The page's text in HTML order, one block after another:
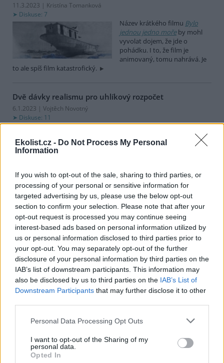
Ekolist.cz - Do Not Process My Personal
Information
If you wish to opt-out of the sale, sharing to third parties, or
processing of your personal or sensitive information for
targeted advertising by us, please use the below opt-out
section to confirm your selection. Please note that after your
opt-out request is processed you may continue seeing
interest-based ads based on personal information utilized by
us or personal information disclosed to third parties prior to
your opt-out. You may separately opt-out of the further
disclosure of your personal information by third parties on the
IAB’s list of downstream participants. This information may
also be disclosed by us to third parties on the IAB’s List of
Downstream Participants that may further disclose it to other
Personal Data Processing Opt Outs
I want to opt-out of the Sharing of my
personal data.
Opted In
11.3.2023 | Kristína Tomanková
Diskuse: 7
Název krátkého filmu Bylo
jednou jedno mořeby mohl
vyvolat dojem, že jde o
pohádku. I to, že film je
animovaný, tomu nahrává. Je
to ale spíš film katastrofický.
Dvě dávky realismu pro uhlíkový rozpočet
6.1.2023 | Vojtěch Novotný
Diskuse: 11
Kolik počítačového času je
zapotřebí k výpočtu modelů,
které jsou nutné k tomu, aby
Možná si myslíte, že vůbec žádný, vzhledem k tomu, jak
nedostatečné údaje máme o cestách, které vedou k mnoha
takovým odvážným závazkům. Knihy Václava Smila a Billa Gatese
poskytují střízlivá hodnocení našich možností snižování emisí
uhlíku v reálném světě. Nejedná se o optimistické čtení.
Jaderná komedie
21.12.2022 | Julie Hvižďová
Diskuse: 14
Vytrvalíje triptych
dokumentárních filmů
vznikající v koprodukci s ČT,
který se věnuje přetrvávajícím
soutěžil na 48. Ročníku festivalu Ekofilm v kategorii
objektivu hlubinné úložiště jaderného odpadu a ambivalentní
vztah české společnosti k jádru.